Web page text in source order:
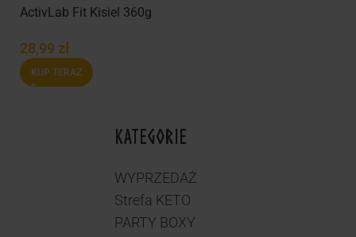
KATEGORIE
WYPRZEDAŻ
Strefa KETO
PARTY BOXY
ActivLab Fit Kisiel 360g
28,99 zł
KUP TERAZ